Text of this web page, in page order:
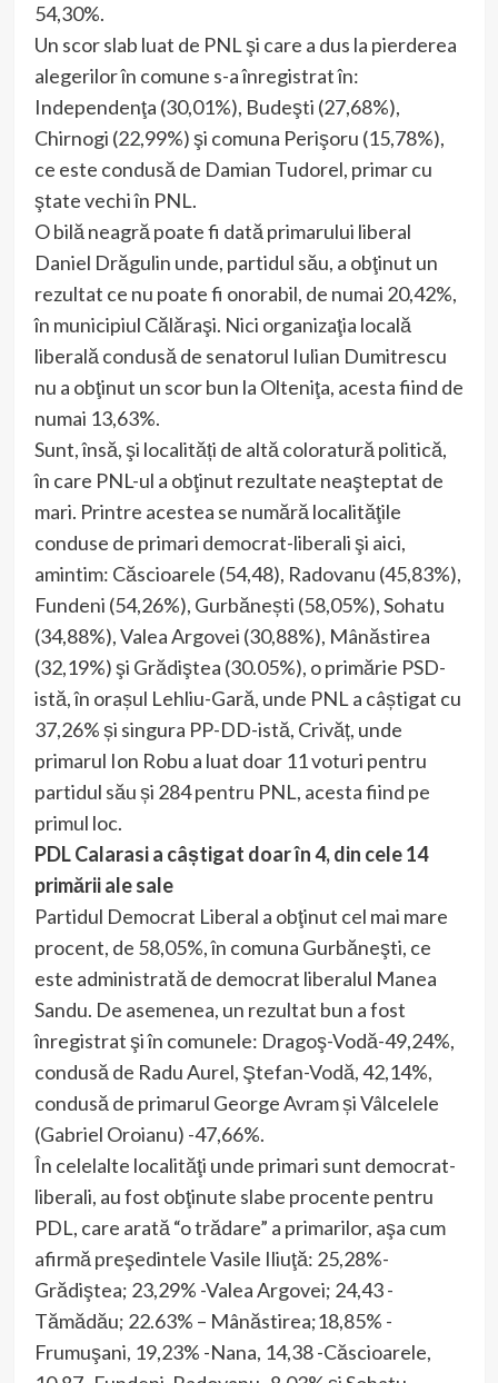
54,30%.
Un scor slab luat de PNL şi care a dus la pierderea
alegerilor în comune s-a înregistrat în:
Independenţa (30,01%), Budeşti (27,68%),
Chirnogi (22,99%) şi comuna Perişoru (15,78%),
ce este condusă de Damian Tudorel, primar cu
ştate vechi în PNL.
O bilă neagră poate fi dată primarului liberal
Daniel Drăgulin unde, partidul său, a obţinut un
rezultat ce nu poate fi onorabil, de numai 20,42%,
în municipiul Călăraşi. Nici organizaţia locală
liberală condusă de senatorul Iulian Dumitrescu
nu a obţinut un scor bun la Olteniţa, acesta fiind de
numai 13,63%.
Sunt, însă, şi localități de altă coloratură politică,
în care PNL-ul a obţinut rezultate neaşteptat de
mari. Printre acestea se numără localităţile
conduse de primari democrat-liberali şi aici,
amintim: Căscioarele (54,48), Radovanu (45,83%),
Fundeni (54,26%), Gurbănești (58,05%), Sohatu
(34,88%), Valea Argovei (30,88%), Mânăstirea
(32,19%) şi Grădiştea (30.05%), o primărie PSD-
istă, în orașul Lehliu-Gară, unde PNL a câștigat cu
37,26% și singura PP-DD-istă, Crivăț, unde
primarul Ion Robu a luat doar 11 voturi pentru
partidul său și 284 pentru PNL, acesta fiind pe
primul loc.
PDL Calarasi a câștigat doar în 4, din cele 14
primării ale sale
Partidul Democrat Liberal a obţinut cel mai mare
procent, de 58,05%, în comuna Gurbăneşti, ce
este administrată de democrat liberalul Manea
Sandu. De asemenea, un rezultat bun a fost
înregistrat şi în comunele: Dragoş-Vodă-49,24%,
condusă de Radu Aurel, Ştefan-Vodă, 42,14%,
condusă de primarul George Avram și Vâlcelele
(Gabriel Oroianu) -47,66%.
În celelalte localităţi unde primari sunt democrat-
liberali, au fost obţinute slabe procente pentru
PDL, care arată “o trădare” a primarilor, aşa cum
afirmă preşedintele Vasile Iliuţă: 25,28%-
Grădiştea; 23,29% -Valea Argovei; 24,43 -
Tămădău; 22.63% – Mânăstirea;18,85% -
Frumuşani, 19,23% -Nana, 14,38 -Căscioarele,